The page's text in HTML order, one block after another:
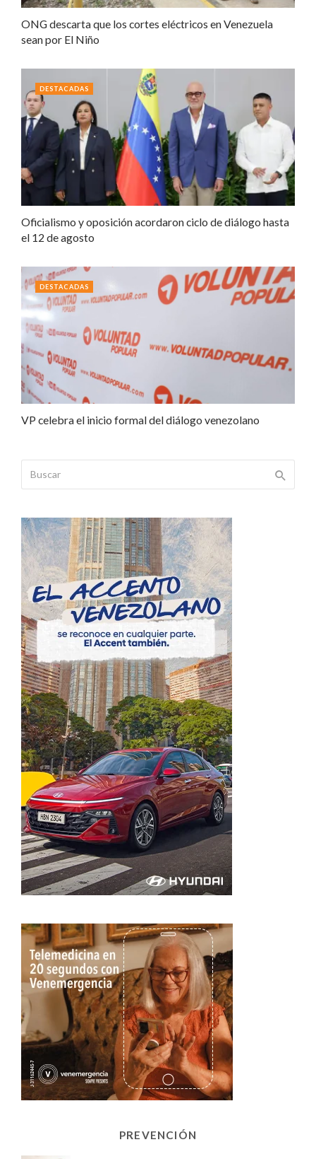
ONG descarta que los cortes eléctricos en Venezuela
sean por El Niño
Oficialismo y oposición acordaron ciclo de diálogo hasta
el 12 de agosto
DESTACADAS
VP celebra el inicio formal del diálogo venezolano
DESTACADAS
PREVENCIÓN